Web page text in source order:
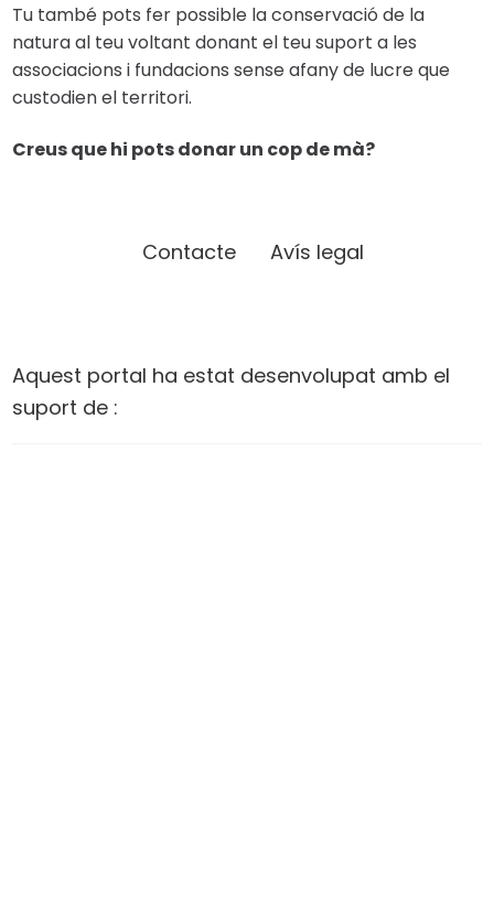
Tu també pots fer possible la conservació de la
natura al teu voltant donant el teu suport a les
associacions i fundacions sense afany de lucre que
custodien el territori.
Creus que hi pots donar un cop de mà?
Contacte Avís legal
Aquest portal ha estat desenvolupat amb el
suport de :